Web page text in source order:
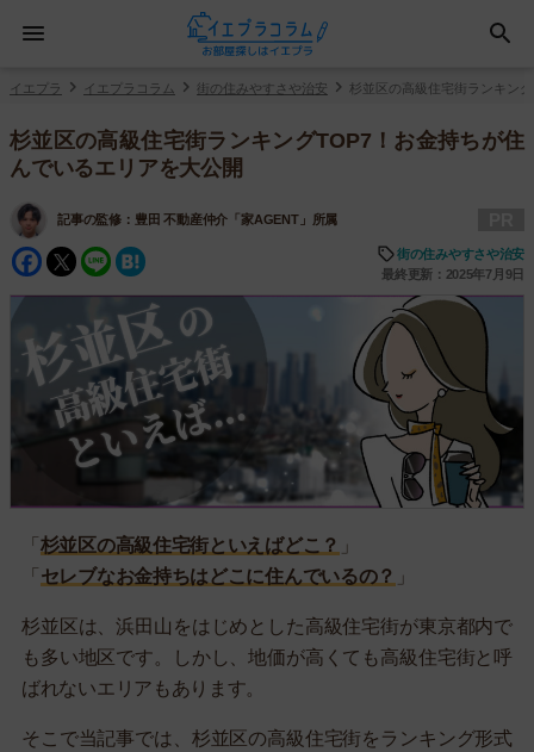
イエプラ イエプラコラム 街の住みやすさや治安 杉並区の高級住宅街ランキン
杉並区の高級住宅街ランキングTOP7！お金持ちが住
んでいるエリアを大公開
記事の監修： 豊田 不動産仲介「家AGENT」所属
Facebook
Twitter
Line
街の住みやすさや治安
最終更新：2025年7月9日
「 杉並区の高級住宅街といえばどこ？ 」
「 セレブなお金持ちはどこに住んでいるの？ 」
杉並区は、浜田山をはじめとした高級住宅街が東京都内で
も多い地区です。しかし、地価が高くても高級住宅街と呼
ばれないエリアもあります。
そこで当記事では、杉並区の高級住宅街をランキング形式